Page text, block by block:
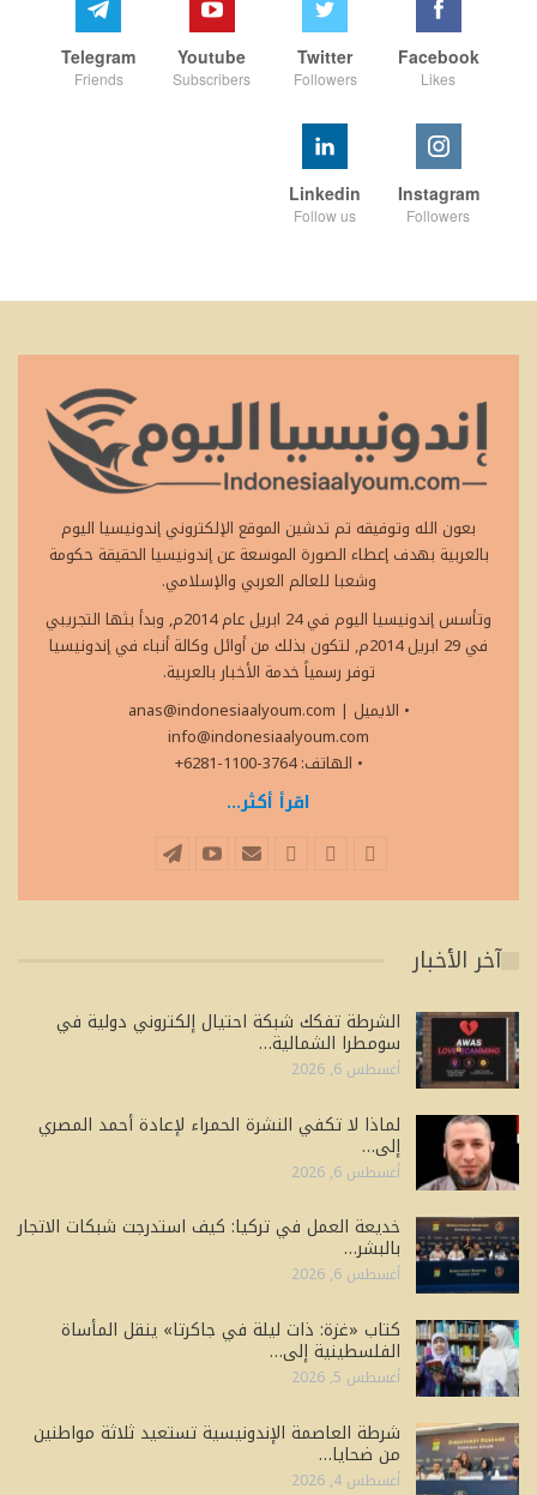
Facebook
Likes
Twitter
Followers
Youtube
Subscribers
Telegram
Friends
Instagram
Followers
Linkedin
Follow us
بعون الله وتوفيقه تم تدشين الموقع الإلكتروني إندونيسيا اليوم
بالعربية بهدف إعطاء الصورة الموسعة عن إندونيسيا الحقيقة حكومة
وشعبا للعالم العربي والإسلامي.
وتأسس إندونيسيا اليوم في 24 ابريل عام 2014م, وبدأ بثها التجريبي
في 29 ابريل 2014م, لتكون بذلك من أوائل وكالة أنباء في إندونيسيا
توفر رسمياً خدمة الأخبار بالعربية.
• الايميل
anas@indonesiaalyoum.com |
info@indonesiaalyoum.com
• الهاتف: 3764-1100-6281+
اقرأ أكثر...
آخر الأخبار
الشرطة تفكك شبكة احتيال إلكتروني دولية في
سومطرا الشمالية…
أغسطس 6, 2026
لماذا لا تكفي النشرة الحمراء لإعادة أحمد المصري
إلى…
أغسطس 6, 2026
خديعة العمل في تركيا: كيف استدرجت شبكات الاتجار
بالبشر…
أغسطس 6, 2026
كتاب «غزة: ذات ليلة في جاكرتا» ينقل المأساة
الفلسطينية إلى…
أغسطس 5, 2026
شرطة العاصمة الإندونيسية تستعيد ثلاثة مواطنين
من ضحايا…
أغسطس 4, 2026